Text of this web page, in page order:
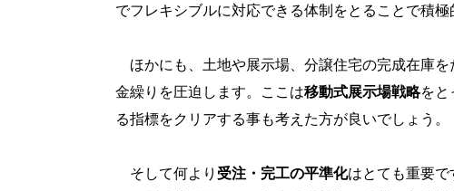
でフレキシブルに対応できる体制をとることで積極
ほかにも、土地や展示場、分譲住宅の完成在庫
金繰りを圧迫します。ここは移動式展示場戦略をと
る指標をクリアする事も考えた方が良いでしょう。
そして何より 受注・完工の平準化はとても重要で